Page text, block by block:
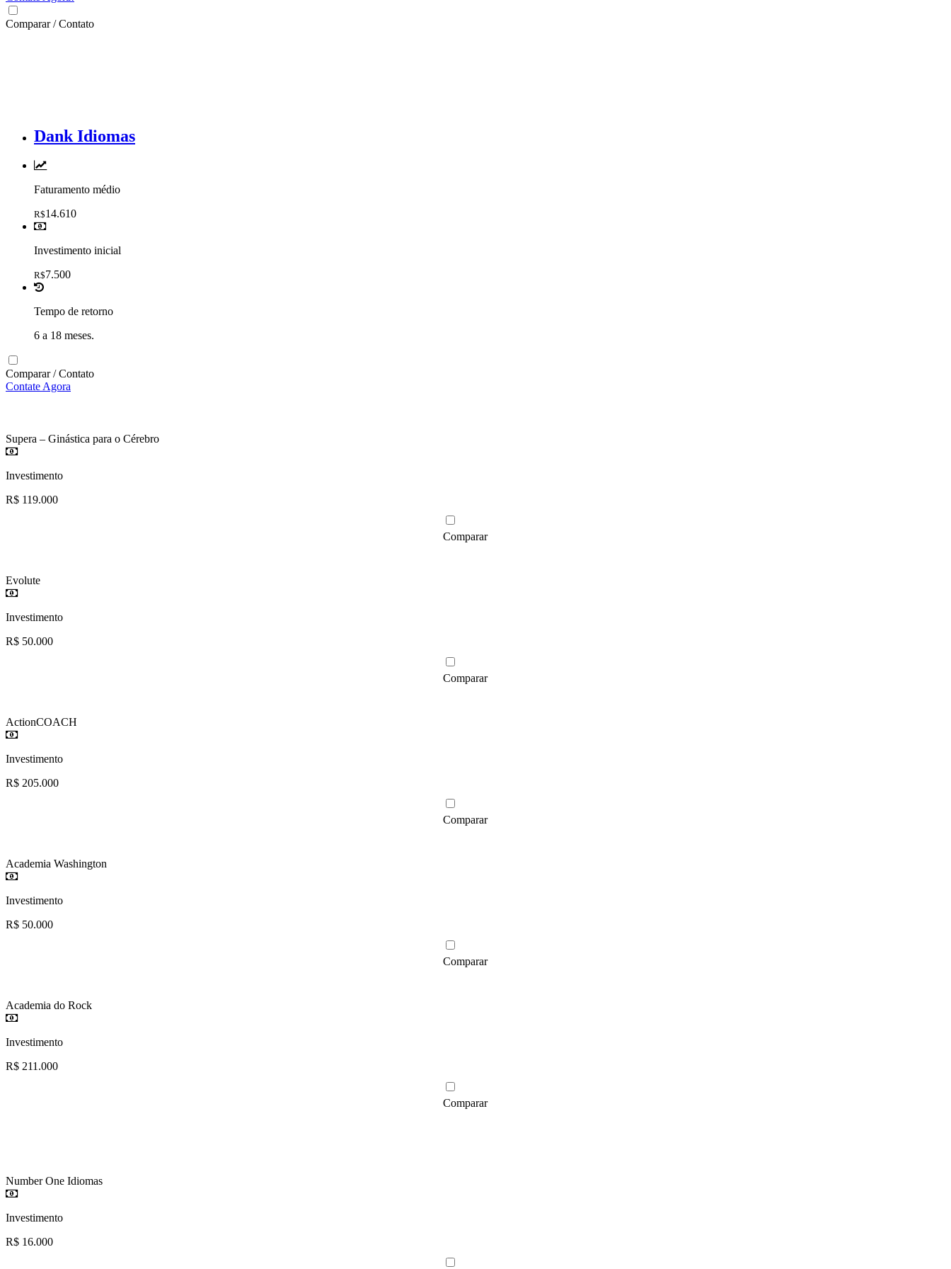
Comparar / Contato
Dank Idiomas
Faturamento médio
R$14.610
Investimento inicial
R$7.500
Tempo de retorno
6 a 18 meses.
Comparar / Contato
Contate Agora
Supera – Ginástica para o Cérebro
Investimento
R$ 119.000
Comparar
Evolute
Investimento
R$ 50.000
Comparar
ActionCOACH
Investimento
R$ 205.000
Comparar
Academia Washington
Investimento
R$ 50.000
Comparar
Academia do Rock
Investimento
R$ 211.000
Comparar
Number One Idiomas
Investimento
R$ 16.000